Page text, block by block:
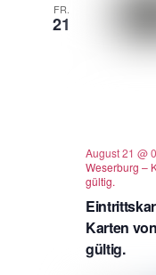
FR.
21
Karten
gültig.
August 21 @
Weserburg –
gültig.